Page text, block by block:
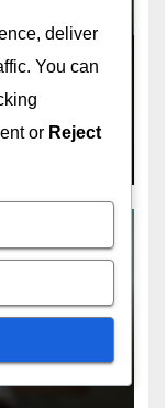
en
deliver
You can
or Reject